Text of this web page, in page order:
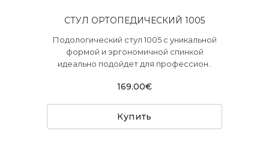
СТУЛ ОРТОПЕДИЧЕСКИЙ 1005
Подологический стул 1005 с уникальной
формой и эргономичной спинкой
идеально подойдет для профессион..
169.00€
Купить